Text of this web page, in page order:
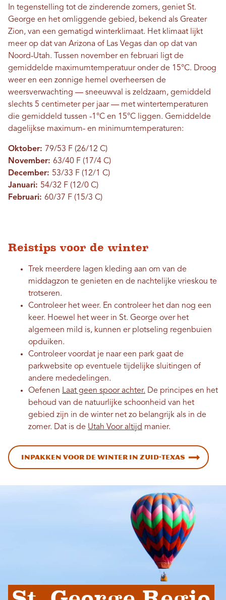
In tegenstelling tot de zinderende zomers, geniet St.
George en het omliggende gebied, bekend als Greater
Zion, van een gematigd winterklimaat. Het klimaat lijkt
meer op dat van Arizona of Las Vegas dan op dat van
Noord-Utah. Tussen november en februari ligt de
gemiddelde maximumtemperatuur onder de 15°C. Droog
weer en een zonnige hemel overheersen de
weersverwachting — sneeuwval is zeldzaam, gemiddeld
slechts 5 centimeter per jaar — met wintertemperaturen
die gemiddeld tussen -1°C en 15°C liggen. Gemiddelde
dagelijkse maximum- en minimumtemperaturen:
Oktober: 79/53 F (26/12 C)
November: 63/40 F (17/4 C)
December: 53/33 F (12/1 C)
Januari: 54/32 F (12/0 C)
Februari: 60/37 F (15/3 C)
Reistips voor de winter
Trek meerdere lagen kleding aan om van de
middagzon te genieten en de nachtelijke vrieskou te
trotseren.
Controleer het weer. En controleer het dan nog een
keer. Hoewel het weer in St. George over het
algemeen mild is, kunnen er plotseling regenbuien
opduiken.
Controleer voordat je naar een park gaat de
parkwebsite op eventuele tijdelijke sluitingen of
andere mededelingen.
Oefenen Laat geen spoor achter. De principes en het
behoud van de natuurlijke schoonheid van het
gebied zijn in de winter net zo belangrijk als in de
zomer. Dat is de Utah Voor altijd manier.
Inpakken voor de winter in Zuid-Texas